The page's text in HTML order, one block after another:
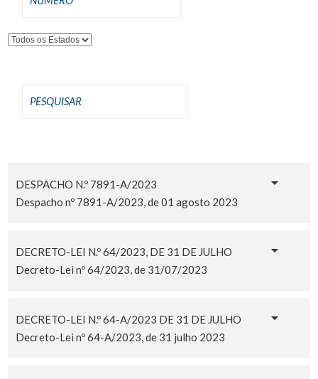
DESPACHO N.º 7891-A/2023
Despacho nº 7891-A/2023, de 01 agosto 2023
DECRETO-LEI N.º 64/2023, DE 31 DE JULHO
Decreto-Lei nº 64/2023, de 31/07/2023
DECRETO-LEI N.º 64-A/2023 DE 31 DE JULHO
Decreto-Lei nº 64-A/2023, de 31 julho 2023